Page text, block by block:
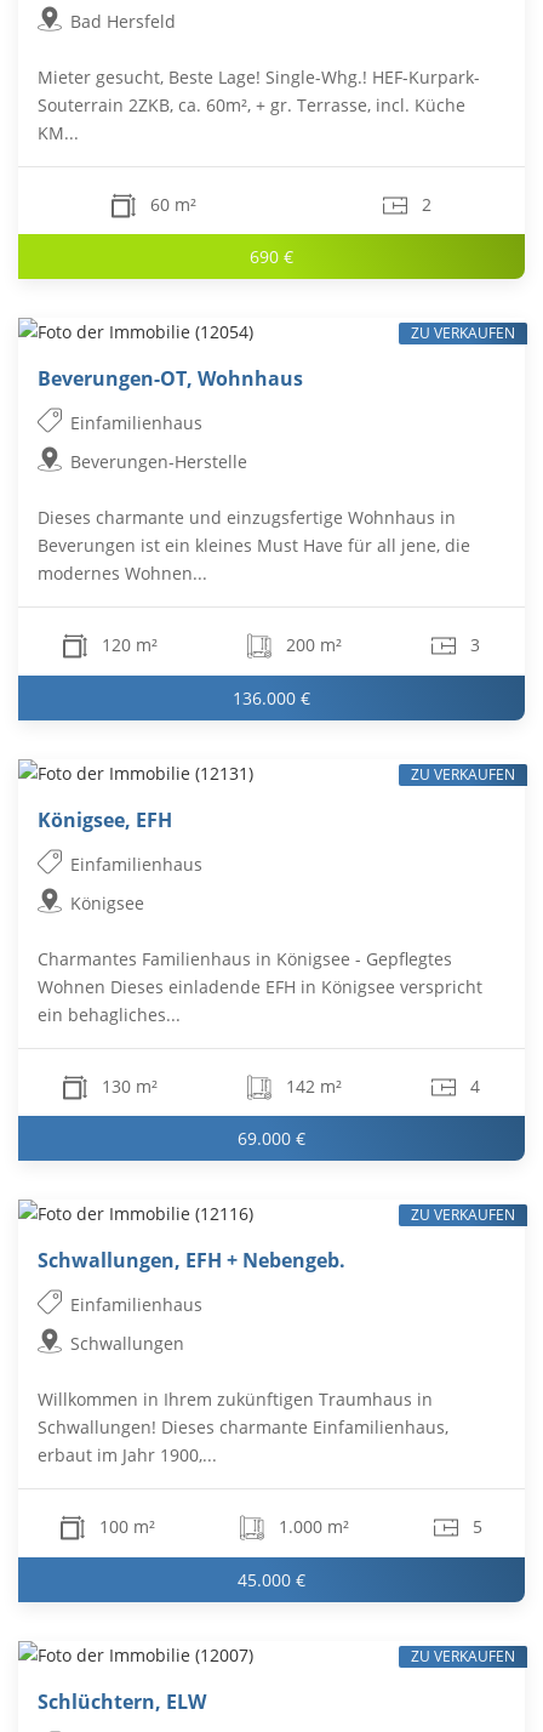
Bad Hersfeld
Mieter gesucht, Beste Lage! Single-Whg.! HEF-Kurpark-
Souterrain 2ZKB, ca. 60m², + gr. Terrasse, incl. Küche
KM...
60 m² 2
690 €
Beverungen-OT, Wohnhaus
Einfamilienhaus
Beverungen-Herstelle
Dieses charmante und einzugsfertige Wohnhaus in
Beverungen ist ein kleines Must Have für all jene, die
modernes Wohnen...
120 m² 200 m² 3
136.000 €
ZU VERKAUFEN
Königsee, EFH
Einfamilienhaus
Königsee
Charmantes Familienhaus in Königsee - Gepflegtes
Wohnen Dieses einladende EFH in Königsee verspricht
ein behagliches...
130 m² 142 m² 4
69.000 €
ZU VERKAUFEN
Schwallungen, EFH + Nebengeb.
Einfamilienhaus
Schwallungen
Willkommen in Ihrem zukünftigen Traumhaus in
Schwallungen! Dieses charmante Einfamilienhaus,
erbaut im Jahr 1900,...
100 m² 1.000 m² 5
45.000 €
ZU VERKAUFEN
Schlüchtern, ELW
ZU VERKAUFEN